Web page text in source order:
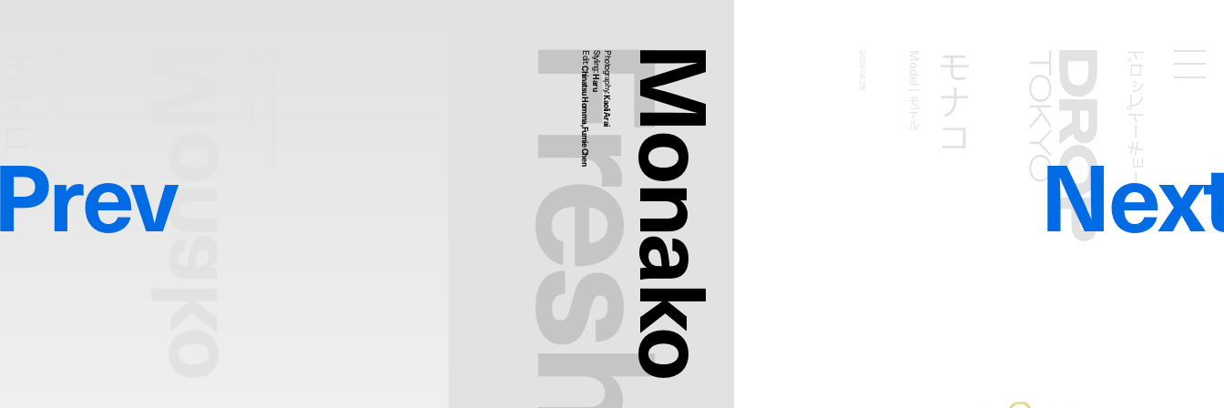
Droptokyo ドロップトーキョー
Monako
Photography:
Kaoli Arai
Styling:
Haru
Edit:
Chinatsu Homma,Fumie Chen モナコ
Model | モデル
2026.06.25
Monako